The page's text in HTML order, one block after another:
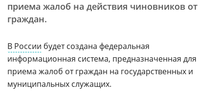
приема жалоб на действия чиновников от
граждан.
В России будет создана федеральная
информационная система, предназначенная для
приема жалоб от граждан на государственных и
муниципальных служащих.